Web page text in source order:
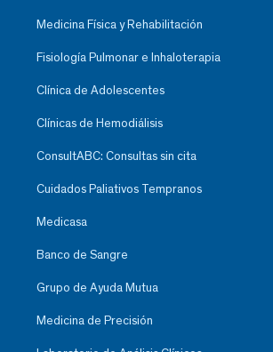
Medicina Física y Rehabilitación
Fisiología Pulmonar e Inhaloterapia
Clínica de Adolescentes
Clínicas de Hemodiálisis
ConsultABC: Consultas sin cita
Cuidados Paliativos Tempranos
Medicasa
Banco de Sangre
Grupo de Ayuda Mutua
Medicina de Precisión